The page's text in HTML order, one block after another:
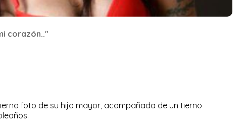
corazón.."
foto de su hijo mayor, acompañada de un tierno